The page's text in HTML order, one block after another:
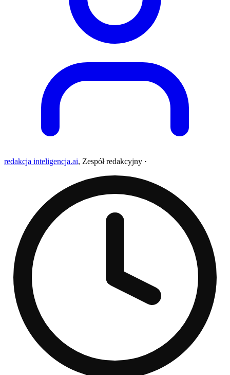
redakcja inteligencja.ai, Zespół redakcyjny ·